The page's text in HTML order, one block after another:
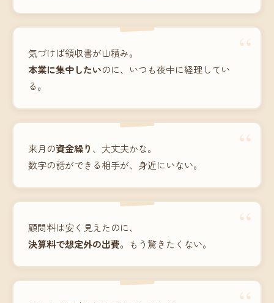
“
気づけば領収書が山積み。
本業に集中したいのに、いつも夜中に経理してい
る。
“
来月の資金繰り 、大丈夫かな。
数字の話ができる相手が、身近にいない。
“
顧問料は安く見えたのに、
決算料で想定外の出費。もう驚きたくない。